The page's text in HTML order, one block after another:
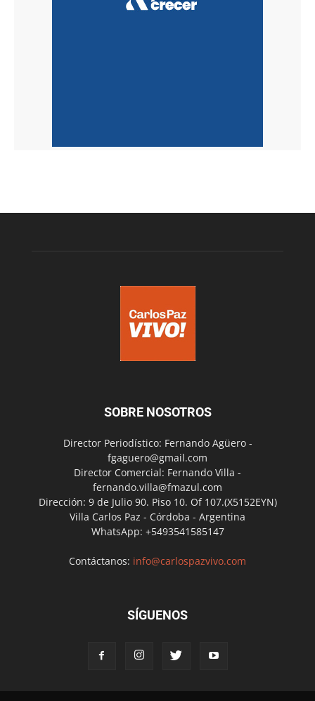
SOBRE NOSOTROS
Director Periodístico: Fernando Agüero -
fgaguero@gmail.com
Director Comercial: Fernando Villa -
fernando.villa@fmazul.com
Dirección: 9 de Julio 90. Piso 10. Of 107.(X5152EYN)
Villa Carlos Paz - Córdoba - Argentina
WhatsApp: +5493541585147
Contáctanos: info@carlospazvivo.com
SÍGUENOS